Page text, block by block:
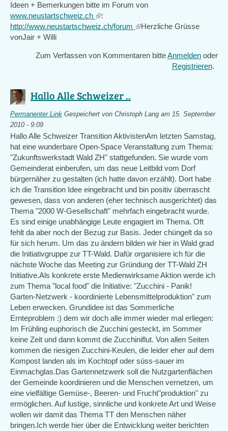
Ideen + Bemerkungen bitte im Forum von
www.neustartschweiz.ch (link
is
:
http://www.neustartschweiz.ch/forum (linkHerzliche Grüsse
vonJair + Willi
Zum Verfassen von Kommentaren bitteAnmelden oder
Registrieren.
Hallo Alle Schweizer ..
Permanenter Link Gespeichert von Christoph Lang am 15. September
2010 - 9:09
Hallo Alle Schweizer Transition AktivistenAm letzten Samstag,
hat eine wunderbare Open-Space Veranstaltung zum Thema:
"Zukunftswerkstadt Wald ZH" stattgefunden. Sie wurde vom
Gemeinderat einberufen, um das neue Leitbild vom Dorf
bürgernäher zu gestalten (ich hatte davon erzählt). Dort habe
ich die Transition Idee eingebracht und bin positiv überrascht
gewesen, dass von anderen (eher technisch ausgerichtet) das
Thema "2000 W-Gesellschaft" mehrfach eingebracht wurde.
Es sind einige unabhängige Leute engagiert im Thema. Oft
fehlt da aber noch der Bezug zur Basis. Jeder chüngelt da so
für sich herum. Um das zu ändern bilden wir hier in Wald grad
die Initiativgruppe zur TT-Wald. Dafür organisiere ich für die
nächste Woche das Meeting zur Gründung der TT-Wald ZH
Initiative.Als konkrete erste Medienwirksame Aktion werde ich
zum Thema "local food" die Initiative: "Zucchini - Panik!
Garten-Netzwerk - koordinierte Lebensmittelproduktion" zum
Leben erwecken. Grundidee ist das Sommerliche
Ernteproblem :) dem wir doch alle immer wieder mal erliegen:
Im Frühling euphorisch die Zucchini gesteckt, im Sommer
keine Zeit und dann kommt die Zucchiniflut. Von allen Seiten
kommen die riesigen Zucchini-Keulen, die leider eher auf dem
Kompost landen als im Kochtopf oder süss-sauer im
Einmachglas.Das Gartennetzwerk soll die Nutzgartenflächen
der Gemeinde koordinieren und die Menschen vernetzen, um
eine vielfältige Gemüse-, Beeren- und Frucht"produktion" zu
ermöglichen. Auf lustige, sinnliche und konkrete Art und Weise
wollen wir damit das Thema TT den Menschen näher
bringen.Ich werde hier über die Entwicklung weiter berichten